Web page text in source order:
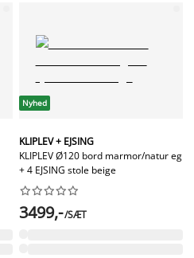
Nyhed
KLIPLEV + EJSING
KLIPLEV Ø120 bord marmor/natur eg
+ 4 EJSING stole beige






3499,-/SÆT